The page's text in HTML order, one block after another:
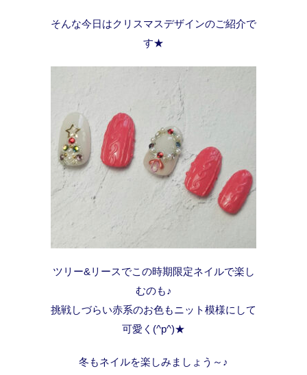
そんな今日はクリスマスデザインのご紹介で
す★
ツリー&リースでこの時期限定ネイルで楽し
むのも♪
挑戦しづらい赤系のお色もニット模様にして
可愛く(^p^)★
冬もネイルを楽しみましょう～♪